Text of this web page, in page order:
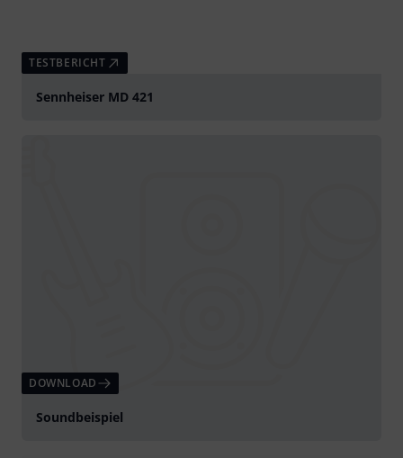
TESTBERICHT
Sennheiser MD 421
DOWNLOAD
Soundbeispiel